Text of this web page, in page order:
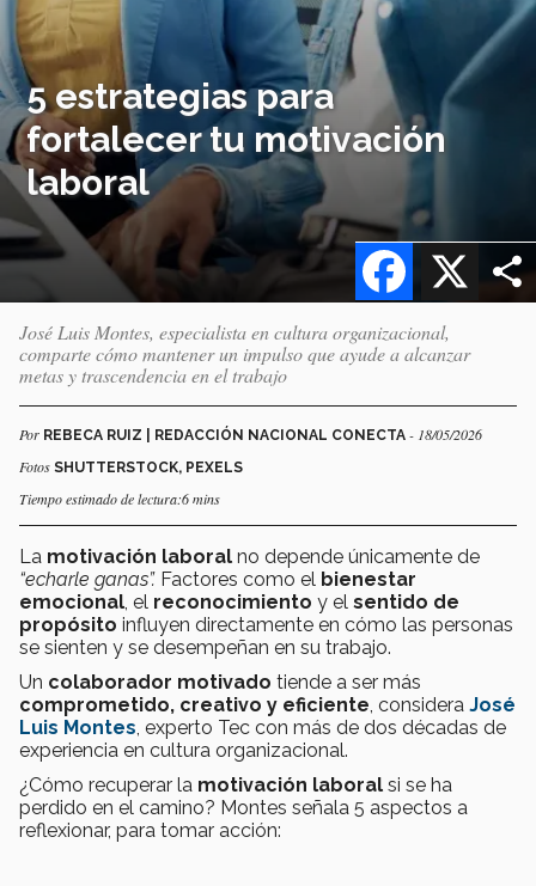
5 estrategias para
fortalecer tu motivación
laboral
X
Facebook
José Luis Montes, especialista en cultura organizacional,
comparte cómo mantener un impulso que ayude a alcanzar
metas y trascendencia en el trabajo
Por REBECA RUIZ | REDACCIÓN NACIONAL CONECTA - 18/05/2026
Fotos SHUTTERSTOCK, PEXELS
Tiempo estimado de lectura:6 mins
La motivación laboral no depende únicamente de
“echarle ganas”. Factores como el bienestar
emocional , el reconocimiento y el sentido de
propósito influyen directamente en cómo las personas
se sienten y se desempeñan en su trabajo.
Un colaborador motivado tiende a ser más
comprometido, creativo y eficiente , considera José
Luis Montes , experto Tec con más de dos décadas de
experiencia en cultura organizacional.
¿Cómo recuperar la motivación laboral si se ha
perdido en el camino? Montes señala 5 aspectos a
reflexionar, para tomar acción: